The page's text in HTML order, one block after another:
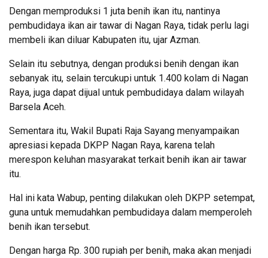
Dengan memproduksi 1 juta benih ikan itu, nantinya
pembudidaya ikan air tawar di Nagan Raya, tidak perlu lagi
membeli ikan diluar Kabupaten itu, ujar Azman.
Selain itu sebutnya, dengan produksi benih dengan ikan
sebanyak itu, selain tercukupi untuk 1.400 kolam di Nagan
Raya, juga dapat dijual untuk pembudidaya dalam wilayah
Barsela Aceh.
Sementara itu, Wakil Bupati Raja Sayang menyampaikan
apresiasi kepada DKPP Nagan Raya, karena telah
merespon keluhan masyarakat terkait benih ikan air tawar
itu.
Hal ini kata Wabup, penting dilakukan oleh DKPP setempat,
guna untuk memudahkan pembudidaya dalam memperoleh
benih ikan tersebut.
Dengan harga Rp. 300 rupiah per benih, maka akan menjadi